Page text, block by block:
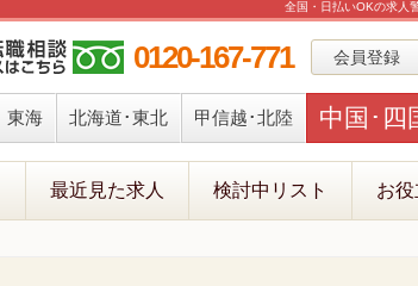
全国・日払いOKの求人
会員登録
0120-167-771
東海 北海道･東北 甲信越･北陸 中国･四
最近見た求人 検討中リスト お